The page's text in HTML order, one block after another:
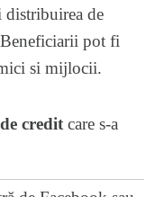
distribuirea de
pot fi
si mijlocii.
credit care s-a